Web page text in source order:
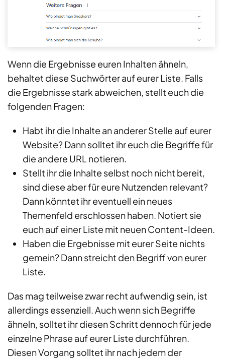
Wenn die Ergebnisse euren Inhalten ähneln,
behaltet diese Suchwörter auf eurer Liste. Falls
die Ergebnisse stark abweichen, stellt euch die
folgenden Fragen:
Habt ihr die Inhalte an anderer Stelle auf eurer
Website? Dann solltet ihr euch die Begriffe für
die andere URL notieren.
Stellt ihr die Inhalte selbst noch nicht bereit,
sind diese aber für eure Nutzenden relevant?
Dann könntet ihr eventuell ein neues
Themenfeld erschlossen haben. Notiert sie
euch auf einer Liste mit neuen Content-Ideen.
Haben die Ergebnisse mit eurer Seite nichts
gemein? Dann streicht den Begriff von eurer
Liste.
Das mag teilweise zwar recht aufwendig sein, ist
allerdings essenziell. Auch wenn sich Begriffe
ähneln, solltet ihr diesen Schritt dennoch für jede
einzelne Phrase auf eurer Liste durchführen.
Diesen Vorgang solltet ihr nach jedem der